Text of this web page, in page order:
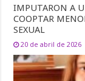
IMPUTARON A
COOPTAR
SEXUAL
20 de abril de 2026